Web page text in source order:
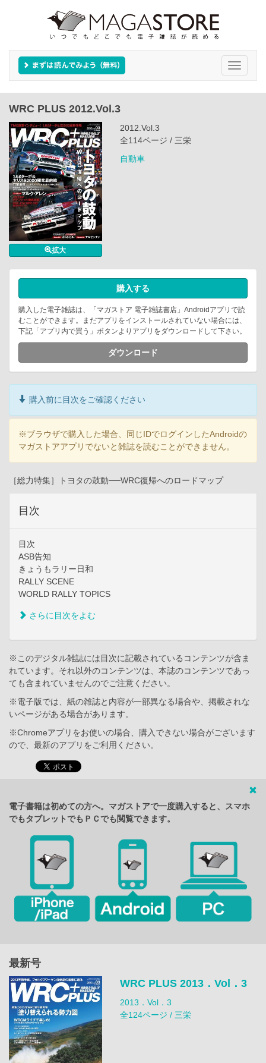
Toggle
WRC PLUS 2012.Vol.3
拡大
2012.Vol.3
全114ページ / 三栄
自動車
購入する
購入した電子雑誌は、「マガストア 電子雑誌書店」Androidアプリで読
むことができます。まだアプリをインストールされていない場合には、
下記「アプリ内で買う」ボタンよりアプリをダウンロードして下さい。
ダウンロード
購入前に目次をご確認ください
※ブラウザで購入した場合、同じIDでログインしたAndroidの
マガストアアプリでないと雑誌を読むことができません。
［総力特集］トヨタの鼓動──WRC復帰へのロードマップ
目次
目次
ASB告知
きょうもラリー日和
RALLY SCENE
WORLD RALLY TOPICS
さらに目次をよむ
※このデジタル雑誌には目次に記載されているコンテンツが含ま
れています。それ以外のコンテンツは、本誌のコンテンツであっ
ても含まれていませんのでご注意ください。
※電子版では、紙の雑誌と内容が一部異なる場合や、掲載されな
いページがある場合があります。
※Chromeアプリをお使いの場合、購入できない場合がございます
ので、最新のアプリをご利用ください。
電子書籍は初めての方へ。マガストアで一度購入すると、スマホ
でもタブレットでもＰＣでも閲覧できます。
最新号
WRC PLUS 2013．Vol．3
2013．Vol．3
全124ページ / 三栄